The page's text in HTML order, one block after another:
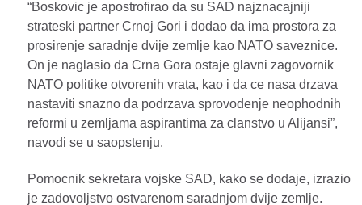
“Boskovic je apostrofirao da su SAD najznacajniji
strateski partner Crnoj Gori i dodao da ima prostora za
prosirenje saradnje dvije zemlje kao NATO saveznice.
On je naglasio da Crna Gora ostaje glavni zagovornik
NATO politike otvorenih vrata, kao i da ce nasa drzava
nastaviti snazno da podrzava sprovodenje neophodnih
reformi u zemljama aspirantima za clanstvo u Alijansi”,
navodi se u saopstenju.
Pomocnik sekretara vojske SAD, kako se dodaje, izrazio
je zadovoljstvo ostvarenom saradnjom dvije zemlje.